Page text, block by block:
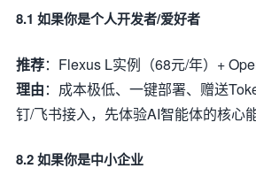
8.1 如果你是个人开发者/爱好者
推荐：Flexus L实例（68元/年）+
理由：成本极低、一键部署、赠送
钉/飞书接入，先体验AI智能体的核心能
8.2 如果你是中小企业